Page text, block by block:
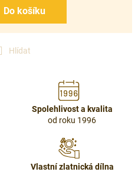
Hlídat
Spolehlivost a kvalita
od roku 1996
Vlastní zlatnická dílna